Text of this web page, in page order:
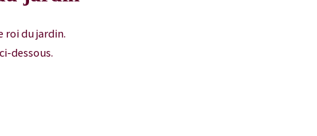
roi du jardin.
dessous.